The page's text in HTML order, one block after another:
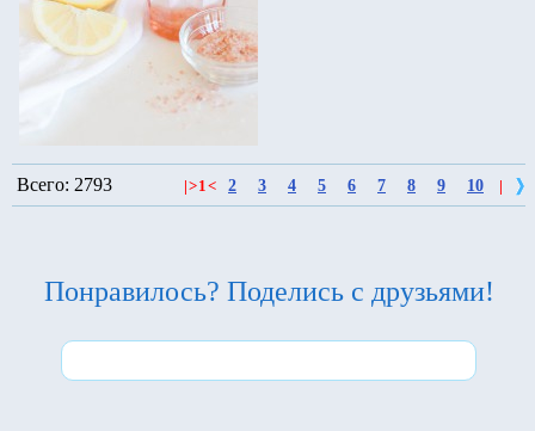
Всего: 2793 >1< 2 3 4 5 6 7 8 9 10
Понравилось? Поделись с друзьями!